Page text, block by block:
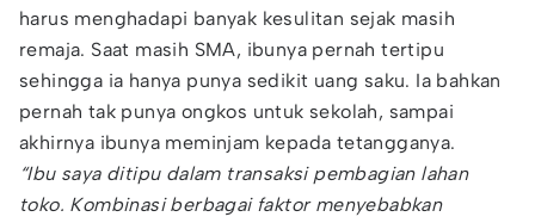
harus menghadapi banyak kesulitan sejak masih
remaja. Saat masih SMA, ibunya pernah tertipu
sehingga ia hanya punya sedikit uang saku. Ia bahkan
pernah tak punya ongkos untuk sekolah, sampai
akhirnya ibunya meminjam kepada tetangganya.
“Ibu saya ditipu dalam transaksi pembagian lahan
toko. Kombinasi berbagai faktor menyebabkan